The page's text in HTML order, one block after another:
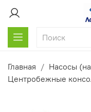
Главная Насосы
Центробежные